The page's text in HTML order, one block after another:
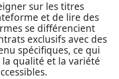
sur les titres
et de lire des
se différencient
exclusifs avec des
spécifiques, ce qui
qualité et la variété